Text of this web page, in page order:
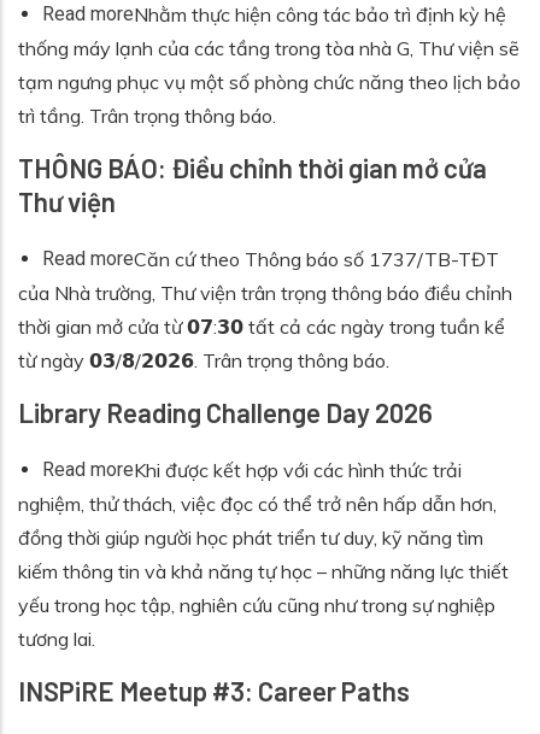
Read moreabout Thông báo: Tạm ngưng phục vụ phòng
Nhằm thực hiện công tác bảo trì định kỳ hệ
thống máy lạnh của các tầng trong tòa nhà G, Thư viện sẽ
tạm ngưng phục vụ một số phòng chức năng theo lịch bảo
trì tầng. Trân trọng thông báo.
THÔNG BÁO: Điều chỉnh thời gian mở cửa
Thư viện
Read moreabout THÔNG BÁO: Điều chỉnh thời gian mở cửa
Căn cứ theo Thông báo số 1737/TB-TĐT
của Nhà trường, Thư viện trân trọng thông báo điều chỉnh
thời gian mở cửa từ 𝟬𝟳:𝟯𝟬 tất cả các ngày trong tuần kể
từ ngày 𝟬𝟯/𝟴/𝟮𝟬𝟮𝟲. Trân trọng thông báo.
Library Reading Challenge Day 2026
Read moreabout Library Reading Challenge Day 2026
Khi được kết hợp với các hình thức trải
nghiệm, thử thách, việc đọc có thể trở nên hấp dẫn hơn,
đồng thời giúp người học phát triển tư duy, kỹ năng tìm
kiếm thông tin và khả năng tự học – những năng lực thiết
yếu trong học tập, nghiên cứu cũng như trong sự nghiệp
tương lai.
INSPiRE Meetup #3: Career Paths